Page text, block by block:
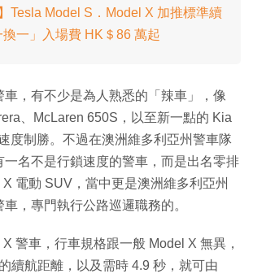
Tesla Model S．Model X 加推標準續
一」入場費 HK＄86 萬起
，有不少是為人熟悉的「辣車」，像
、McLaren 650S，以至新一點的 Kia
度制勝。不過在澳洲維多利亞州警車隊
一名不是行鎖速度的警車，而是出名零排
電動 SUV，當中更是澳洲維多利亞州
，專門執行公路巡邏職務的。
警車，行車規格跟一般 Model X 無異，
續航距離，以及需時 4.9 秒，就可由